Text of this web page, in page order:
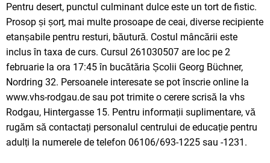
Pentru desert, punctul culminant dulce este un tort de fistic.
Prosop și șorț, mai multe prosoape de ceai, diverse recipiente
etanșabile pentru resturi, băutură. Costul mâncării este
inclus în taxa de curs. Cursul 261030507 are loc pe 2
februarie la ora 17:45 în bucătăria Școlii Georg Büchner,
Nordring 32. Persoanele interesate se pot înscrie online la
www.vhs-rodgau.de sau pot trimite o cerere scrisă la vhs
Rodgau, Hintergasse 15. Pentru informații suplimentare, vă
rugăm să contactați personalul centrului de educație pentru
adulți la numerele de telefon 06106/693-1225 sau -1231.